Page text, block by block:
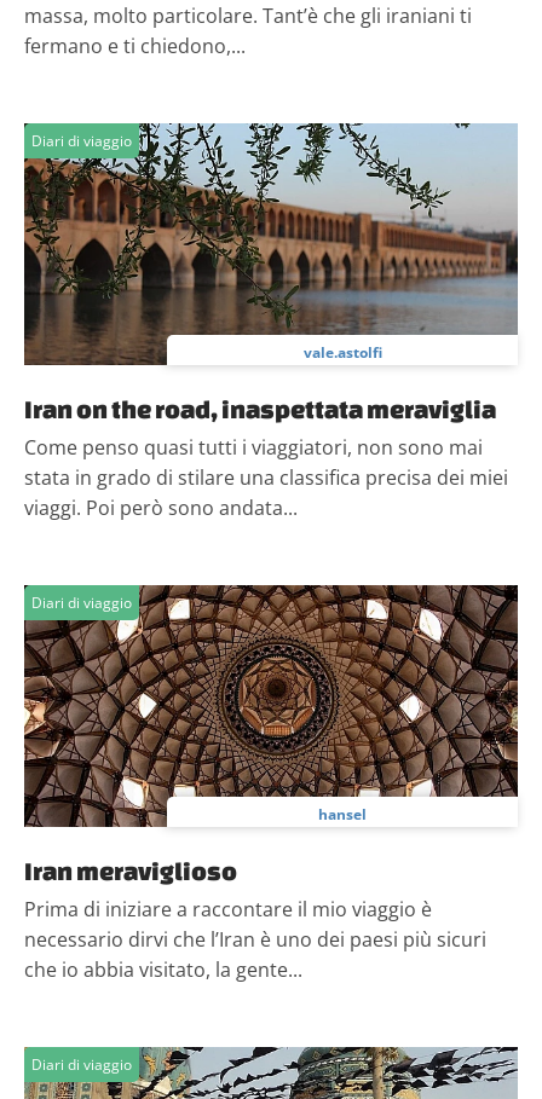
massa, molto particolare. Tant’è che gli iraniani ti
fermano e ti chiedono,...
Diari di viaggio
vale.astolfi
Iran on the road, inaspettata meraviglia
Come penso quasi tutti i viaggiatori, non sono mai
stata in grado di stilare una classifica precisa dei miei
viaggi. Poi però sono andata...
Diari di viaggio
hansel
Iran meraviglioso
Prima di iniziare a raccontare il mio viaggio è
necessario dirvi che l’Iran è uno dei paesi più sicuri
che io abbia visitato, la gente...
Diari di viaggio